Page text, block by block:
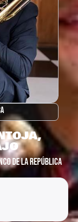
DE LA REPÚBLICA